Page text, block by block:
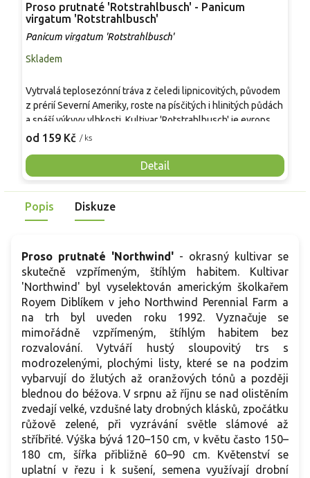
Proso prutnaté 'Rotstrahlbusch' - Panicum
virgatum 'Rotstrahlbusch'
Panicum virgatum 'Rotstrahlbusch'
Skladem
od 159 Kč / ks
Detail
Vytrvalá teplosezónní tráva z čeledi lipnicovitých, původem
z prérií Severní Ameriky, roste na písčitých i hlinitých půdách
a snáší výkyvy vlhkosti. Kultivar 'Rotstrahlbusch' je evropská,
pravděpodobně německá selekce, ceněná pro časný nástup
0,8–1,2 m, v době kvetení 1,4–1,6 m, šířka 0,6–0,9 m. Od
srpna do října nese vzdušné laty klásků, zprvu narůžovělé až
červenohnědé, později béžové, dekorativní i v zimě a
vhodné do suchých vazeb. V prérijních výsadbách ladí s
třapatkami, rozchodníky, se sporýši a šalvějemi i s jehličnany.
Popis Diskuze
Proso prutnaté 'Northwind' - okrasný kultivar se
skutečně vzpřímeným, štíhlým habitem. Kultivar
'Northwind' byl vyselektován americkým školkařem
Royem Diblíkem v jeho Northwind Perennial Farm a
na trh byl uveden roku 1992. Vyznačuje se
mimořádně vzpřímeným, štíhlým habitem bez
rozvalování. Vytváří hustý sloupovitý trs s
modrozelenými, plochými listy, které se na podzim
vybarvují do žlutých až oranžových tónů a později
blednou do béžova. V srpnu až říjnu se nad olistěním
zvedají velké, vzdušné laty drobných klásků, zpočátku
růžově zelené, při vyzrávání světle slámové až
stříbřité. Výška bývá 120–150 cm, v květu často 150–
180 cm, šířka přibližně 60–90 cm. Květenství se
uplatní v řezu i k sušení, semena využívají drobní